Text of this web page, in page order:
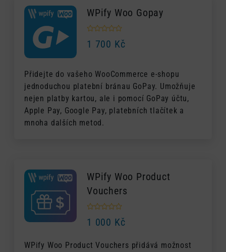
WPify Woo Gopay
1 700 Kč
Přidejte do vašeho WooCommerce e-shopu
jednoduchou platební bránau GoPay. Umožňuje
nejen platby kartou, ale i pomocí GoPay účtu,
Apple Pay, Google Pay, platebních tlačítek a
mnoha dalších metod.
WPify Woo Product
Vouchers
1 000 Kč
WPify Woo Product Vouchers přidává možnost